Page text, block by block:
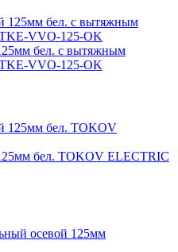
бел. с вытяжным
VVO-125-OK
бел. TOKOV ELECTRIC